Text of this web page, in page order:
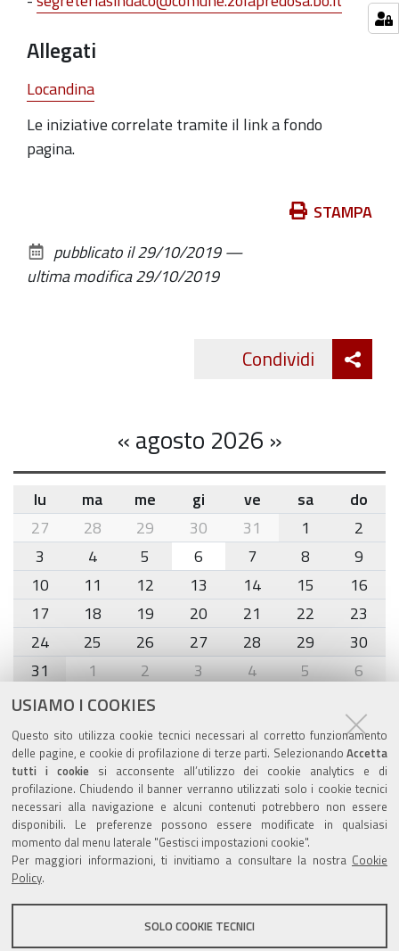
USIAMO I COOKIES
Questo sito utilizza cookie tecnici necessari al corretto funzionamento
delle pagine, e cookie di profilazione di terze parti. Selezionando Accetta
tutti i cookiesi acconsente all’utilizzo dei cookie analytics e di
profilazione. Chiudendo il banner verranno utilizzati solo i cookie tecnici
necessari alla navigazione e alcuni contenuti potrebbero non essere
disponibili. Le preferenze possono essere modificate in qualsiasi
momento dal menu laterale "Gestisci impostazioni cookie".
Per maggiori informazioni, ti invitiamo a consultare la nostra Cookie
Policy.
SOLO COOKIE TECNICI
Allegati
Locandina
Le iniziative correlate tramite il link a fondo
pagina.
documento
STAMPA
pubblicato il29/10/2019—
ultima modifica29/10/2019
Condividi
«agosto 2026 »
month-
8
lu ma me gi ve sa
do
27
28 29 30 31 1
2
3
4 5 6 7 8
9
10
11 12 13 14 15
16
17
18 19 20 21 22
23
24
25 26 27 28 29
30
31
1 2 3 4 5 6
Agenda eventi
torna alla sezione
Valuta questo sito